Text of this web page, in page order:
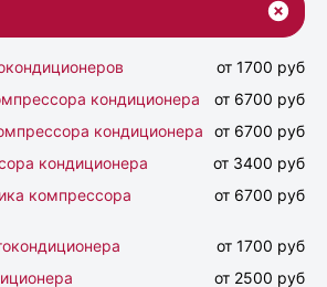
от 1700 руб
кондиционера
от 6700 руб
кондиционера
от 6700 руб
кондиционера
от 3400 руб
компрессора
от 6700 руб
от 1700 руб
от 2500 руб